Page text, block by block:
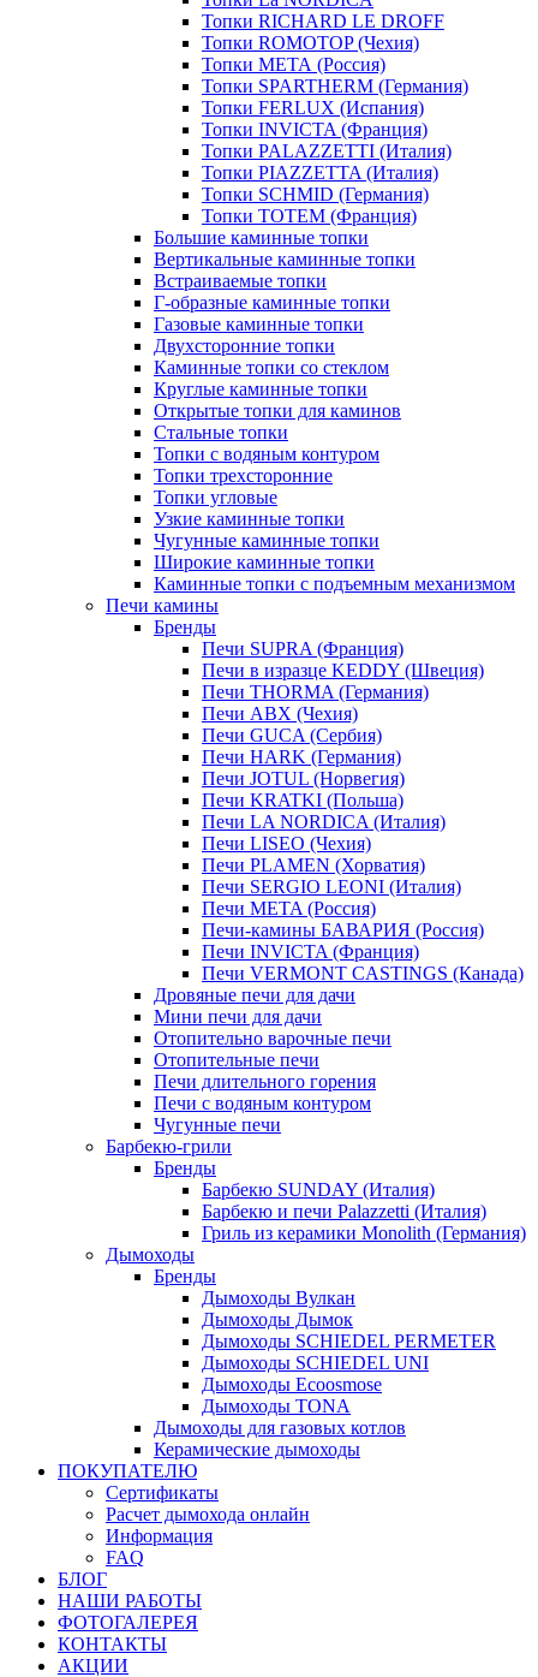
Топки RICHARD LE DROFF
Топки ROMOTOP (Чехия)
Топки МЕТА (Россия)
Топки SPARTHERM (Германия)
Топки FERLUX (Испания)
Топки INVICTA (Франция)
Топки PALAZZETTI (Италия)
Топки PIAZZETTA (Италия)
Топки SCHMID (Германия)
Топки TOTEM (Франция)
Большие каминные топки
Вертикальные каминные топки
Встраиваемые топки
Г-образные каминные топки
Газовые каминные топки
Двухсторонние топки
Каминные топки со стеклом
Круглые каминные топки
Открытые топки для каминов
Стальные топки
Топки с водяным контуром
Топки трехсторонние
Топки угловые
Узкие каминные топки
Чугунные каминные топки
Широкие каминные топки
Каминные топки с подъемным механизмом
Печи камины
Бренды
Печи SUPRA (Франция)
Печи в изразце KEDDY (Швеция)
Печи THORMA (Германия)
Печи ABX (Чехия)
Печи GUCA (Сербия)
Печи HARK (Германия)
Печи JOTUL (Норвегия)
Печи KRATKI (Польша)
Печи LA NORDICA (Италия)
Печи LISEO (Чехия)
Печи PLAMEN (Хорватия)
Печи SERGIO LEONI (Италия)
Печи META (Россия)
Печи-камины БАВАРИЯ (Россия)
Печи INVICTA (Франция)
Печи VERMONT CASTINGS (Канада)
Дровяные печи для дачи
Мини печи для дачи
Отопительно варочные печи
Отопительные печи
Печи длительного горения
Печи с водяным контуром
Чугунные печи
Барбекю-грили
Бренды
Барбекю SUNDAY (Италия)
Барбекю и печи Palazzetti (Италия)
Гриль из керамики Monolith (Германия)
Дымоходы
Бренды
Дымоходы Вулкан
Дымоходы Дымок
Дымоходы SCHIEDEL PERMETER
Дымоходы SCHIEDEL UNI
Дымоходы Ecoosmose
Дымоходы TONA
Дымоходы для газовых котлов
Керамические дымоходы
ПОКУПАТЕЛЮ
Сертификаты
Расчет дымохода онлайн
Информация
FAQ
БЛОГ
НАШИ РАБОТЫ
ФОТОГАЛЕРЕЯ
КОНТАКТЫ
АКЦИИ